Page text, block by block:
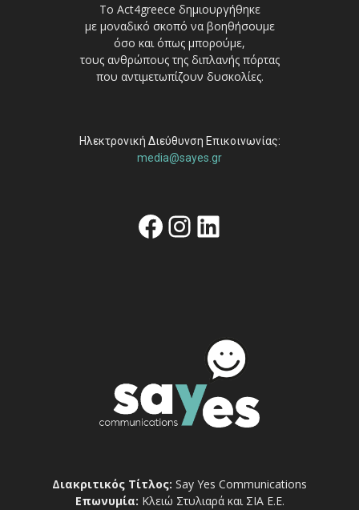
Το Act4greece δημιουργήθηκε
με μοναδικό σκοπό να βοηθήσουμε
όσο και όπως μπορούμε,
τους ανθρώπους της διπλανής πόρτας
που αντιμετωπίζουν δυσκολίες.
Ηλεκτρονική Διεύθυνση Επικοινωνίας:
media@sayes.gr
Facebook
Instagram
Linkedin
Διακριτικός Τίτλος: Say Yes Communications
Επωνυμία: Κλειώ Στυλιαρά και ΣΙΑ Ε.Ε.